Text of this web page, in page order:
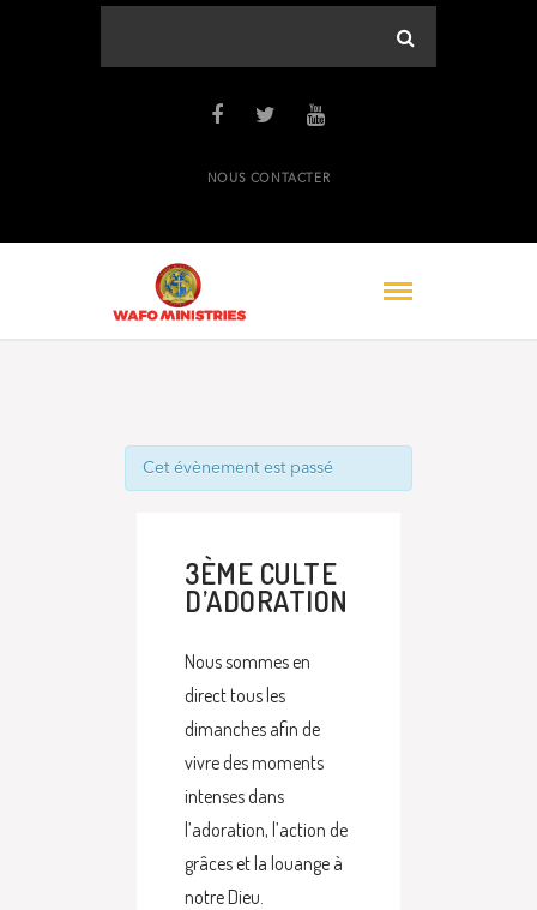
NOUS CONTACTER
Cet évènement est passé
3ÈME CULTE
D’ADORATION
Nous sommes en
direct tous les
dimanches afin de
vivre des moments
intenses dans
l’adoration, l’action de
grâces et la louange à
notre Dieu.